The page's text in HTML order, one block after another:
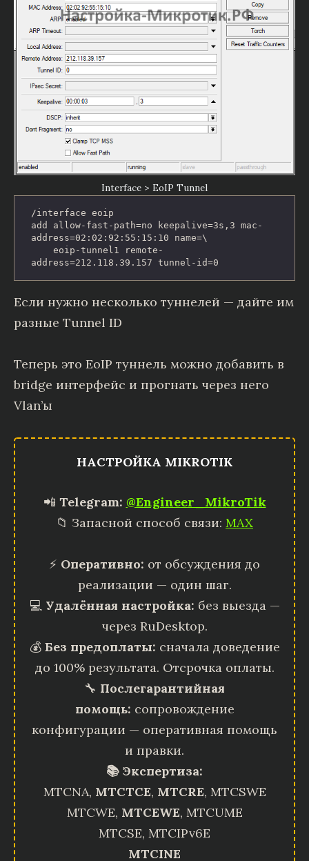
Interface > EoIP Tunnel
/interface eoip
add allow-fast-path=no keepalive=3s,3 mac-
address=02:02:92:55:15:10 name=\
address=212.118.39.157 tunnel-id=0
Если нужно несколько туннелей — дайте им
разные Tunnel ID
Теперь это EoIP туннель можно добавить в
bridge интерфейс и прогнать через него
Vlan’ы
НАСТРОЙКА MIKROTIK
📲 Telegram: @Engineer_MikroTik
📁 Запасной способ связи: MAX
⚡ Оперативно: от обсуждения до
реализации — один шаг.
💻 Удалённая настройка: без выезда —
через RuDesktop.
💰 Без предоплаты: сначала доведение
до 100% результата. Отсрочка оплаты.
🔧 Послегарантийная
помощь: сопровождение
конфигурации — оперативная помощь
и правки.
📚 Экспертиза:
MTCNA, MTCTCE, MTCRE, MTCSWE
MTCWE, MTCEWE, MTCUME
MTCSE, MTCIPv6E
MTCINE